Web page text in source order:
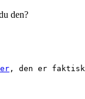
den?
, den er